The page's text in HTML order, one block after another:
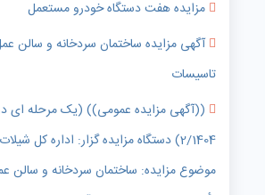
مزایده هفت دستگاه خودرو مستعمل
آگهی مزایده ساختمان سردخانه و سالن
تاسیسات
((آگهی مزایده عمومی)) (یک مرحله ای
2/1404) دستگاه مزایده گزار: اداره کل
موضوع مزایده: ساختمان سردخانه و سالن